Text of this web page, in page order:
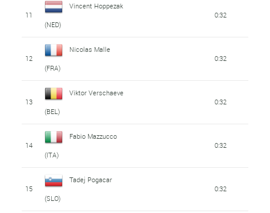
11
Vincent Hoppezak
(NED)
0:32
12
Nicolas Malle
(FRA)
0:32
13
Viktor Verschaeve
(BEL)
0:32
14
Fabio Mazzucco
(ITA)
0:32
15
Tadej Pogacar
(SLO)
0:32